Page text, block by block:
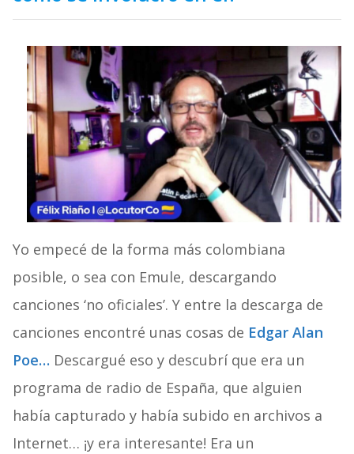
Yo empecé de la forma más colombiana
posible, o sea con Emule, descargando
canciones ‘no oficiales’. Y entre la descarga de
canciones encontré unas cosas de Edgar Alan
Poe… Descargué eso y descubrí que era un
programa de radio de España, que alguien
había capturado y había subido en archivos a
Internet… ¡y era interesante! Era un